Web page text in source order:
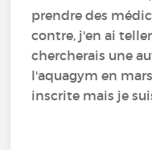
prendre des
contre, j'en ai
chercherais une
l'aquagym en
inscrite mais je